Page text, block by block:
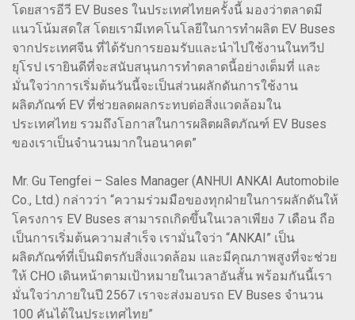
โดยสารอีวี EV Buses ในประเทศไทยครั้งนี้ มองว่าตลาดมี
แนวโน้มสดใส โดยเรามีเทคโนโลยีในการทำผลิต EV Buses
จากประเทศจีน ที่ได้รับการยอมรับและนำไปใช้งานในทวีป
ยุโรป เรายินดีที่จะสนับสนุนการทำตลาดนี้อย่างเต็มที่ และ
มั่นใจว่าการเริ่มต้นวันนี้จะเป็นส่วนผลักดันการใช้งาน
ผลิตภัณฑ์ EV ที่ช่วยลดผลกระทบต่อสิ่งแวดล้อมใน
ประเทศไทย รวมถึงโอกาสในการผลิตผลิตภัณฑ์ EV Buses
ของเราเป็นจำนวนมากในอนาคต”
Mr. Gu Tengfei – Sales Manager (ANHUI ANKAI Automobile
Co., Ltd.) กล่าวว่า “ความร่วมมือของทุกฝ่ายในการผลักดันให้
โครงการ EV Buses สามารถเกิดขึ้นในเวลาเพียง 7 เดือน ถือ
เป็นการเริ่มต้นความสำเร็จ เรามั่นใจว่า “ANKAI” เป็น
ผลิตภัณฑ์ที่เป็นมิตรกับสิ่งแวดล้อม และมีคุณภาพสูงที่จะช่วย
ให้ CHO เดินหน้าตามเป้าหมายในเวลาอันสั้น พร้อมกันนี้เรา
มั่นใจว่าภายในปี 2567 เราจะส่งมอบรถ EV Buses จำนวน
100 คันได้ในประเทศไทย”